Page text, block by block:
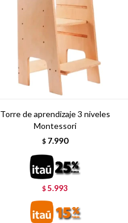
Torre de aprendizaje 3 niveles
Montessori
$ 7.990
$5.993